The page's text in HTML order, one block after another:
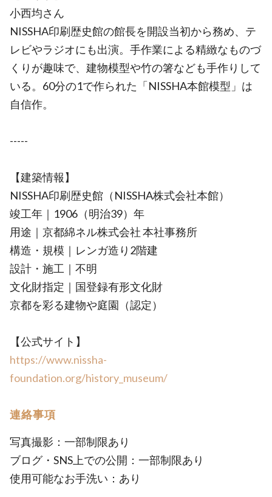
小西均さん
NISSHA印刷歴史館の館長を開設当初から務め、テ
レビやラジオにも出演。手作業による精緻なものづ
くりが趣味で、建物模型や竹の箸なども手作りして
いる。60分の1で作られた「NISSHA本館模型」は
自信作。
-----
【建築情報】
NISSHA印刷歴史館（NISSHA株式会社本館）
竣工年｜1906（明治39）年
用途｜京都綿ネル株式会社 本社事務所
構造・規模｜レンガ造り2階建
設計・施工｜不明
文化財指定｜国登録有形文化財
京都を彩る建物や庭園（認定）
【公式サイト】
https://www.nissha-
foundation.org/history_museum/
連絡事項
写真撮影：一部制限あり
ブログ・SNS上での公開：一部制限あり
使用可能なお手洗い：あり